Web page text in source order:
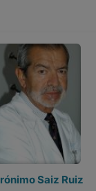
Joel Bravo
Joel Bravo